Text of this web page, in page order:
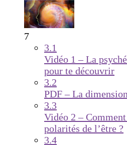
7
3.1
Vidéo 1 – La
pour te découvrir
3.2
PDF – La
3.3
Vidéo 2 –
polarités de l’être ?
3.4